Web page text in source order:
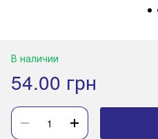
В наличии
54.00 грн